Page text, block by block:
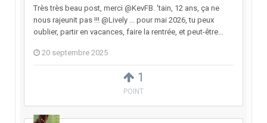
1
POINT
Très très beau post, merci @KevFB. 'tain, 12 ans, ça ne
nous rajeunit pas !!! @Lively ... pour mai 2026, tu peux
oublier, partir en vacances, faire la rentrée, et peut-être...
20 septembre 2025